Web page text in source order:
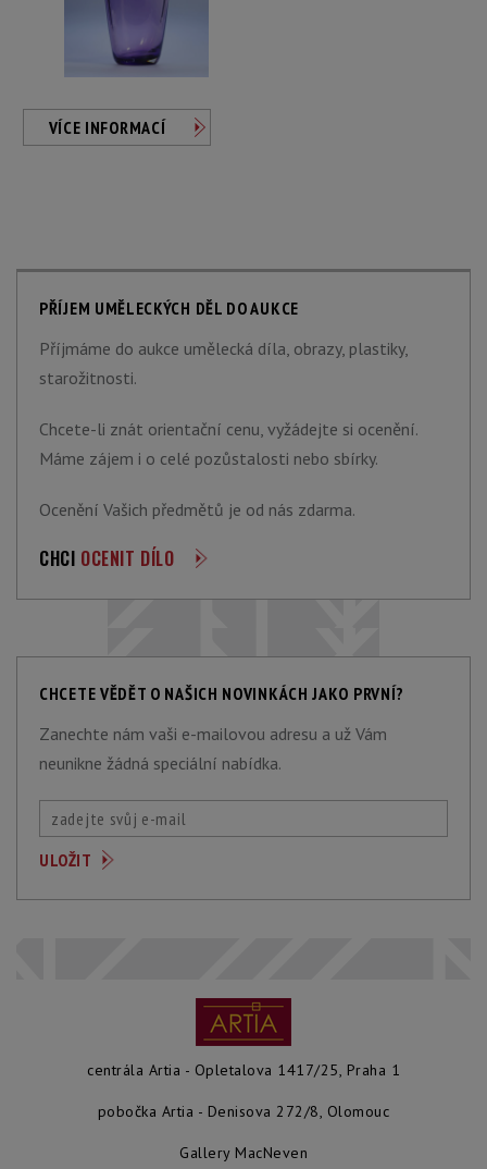
VÍCE INFORMACÍ
PŘÍJEM UMĚLECKÝCH DĚL DO AUKCE
Příjmáme do aukce umělecká díla, obrazy, plastiky,
starožitnosti.
Chcete-li znát orientační cenu, vyžádejte si ocenění.
Máme zájem i o celé pozůstalosti nebo sbírky.
Ocenění Vašich předmětů je od nás zdarma.
CHCI OCENIT DÍLO
CHCETE VĚDĚT O NAŠICH NOVINKÁCH JAKO PRVNÍ?
Zanechte nám vaši e-mailovou adresu a už Vám
neunikne žádná speciální nabídka.
centrála Artia - Opletalova 1417/25, Praha 1
pobočka Artia - Denisova 272/8, Olomouc
Gallery MacNeven